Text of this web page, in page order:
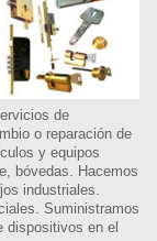
de
o reparación de
y equipos
bóvedas. Hacemos
industriales.
Suministramos
dispositivos en el